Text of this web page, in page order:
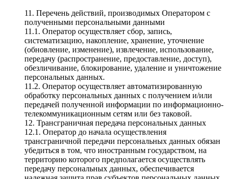
11. Перечень действий, производимых Оператором с
полученными персональными данными
11.1. Оператор осуществляет сбор, запись,
систематизацию, накопление, хранение, уточнение
(обновление, изменение), извлечение, использование,
передачу (распространение, предоставление, доступ),
обезличивание, блокирование, удаление и уничтожение
персональных данных.
11.2. Оператор осуществляет автоматизированную
обработку персональных данных с получением и/или
передачей полученной информации по информационно-
телекоммуникационным сетям или без таковой.
12. Трансграничная передача персональных данных
12.1. Оператор до начала осуществления
трансграничной передачи персональных данных обязан
убедиться в том, что иностранным государством, на
территорию которого предполагается осуществлять
передачу персональных данных, обеспечивается